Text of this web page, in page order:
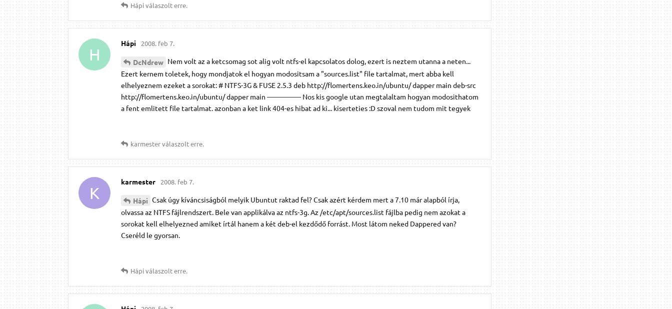
Hápiválaszolt erre.
H
Hápi 2008. feb 7.
DcNdrew Nem volt az a ketcsomag sot alig volt ntfs-el kapcsolatos dolog, ezert is neztem utanna a neten...
Ezert kernem toletek, hogy mondjatok el hogyan modositsam a "sources.list" file tartalmat, mert abba kell
elhelyeznem ezeket a sorokat: # NTFS-3G & FUSE 2.5.3 deb http://flomertens.keo.in/ubuntu/ dapper main deb-src
http://flomertens.keo.in/ubuntu/ dapper main ----------------- Nos kis google utan megtalaltam hogyan modosithatom
a fent emlitett file tartalmat. azonban a ket link 404-es hibat ad ki... kiserteties :D szoval nem tudom mit tegyek
karmesterválaszolt erre.
K
karmester 2008. feb 7.
Hápi Csak úgy kíváncsiságból melyik Ubuntut raktad fel? Csak azért kérdem mert a 7.10 már alapból írja,
olvassa az NTFS fájlrendszert. Bele van applikálva az ntfs-3g. Az /etc/apt/sources.list fájlba pedig nem azokat a
sorokat kell elhelyezned amiket írtál hanem a két deb-el kezdődő forrást. Most látom neked Dappered van?
Cseréld le gyorsan.
Hápiválaszolt erre.